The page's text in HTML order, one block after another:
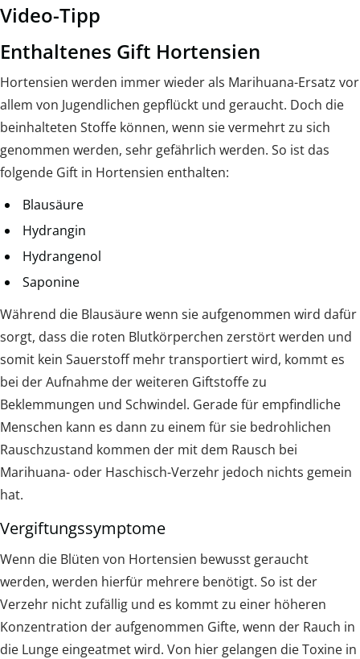
Video-Tipp
Enthaltenes Gift Hortensien
Hortensien werden immer wieder als Marihuana-Ersatz vor
allem von Jugendlichen gepflückt und geraucht. Doch die
beinhalteten Stoffe können, wenn sie vermehrt zu sich
genommen werden, sehr gefährlich werden. So ist das
folgende Gift in Hortensien enthalten:
Blausäure
Hydrangin
Hydrangenol
Saponine
Während die Blausäure wenn sie aufgenommen wird dafür
sorgt, dass die roten Blutkörperchen zerstört werden und
somit kein Sauerstoff mehr transportiert wird, kommt es
bei der Aufnahme der weiteren Giftstoffe zu
Beklemmungen und Schwindel. Gerade für empfindliche
Menschen kann es dann zu einem für sie bedrohlichen
Rauschzustand kommen der mit dem Rausch bei
Marihuana- oder Haschisch-Verzehr jedoch nichts gemein
hat.
Vergiftungssymptome
Wenn die Blüten von Hortensien bewusst geraucht
werden, werden hierfür mehrere benötigt. So ist der
Verzehr nicht zufällig und es kommt zu einer höheren
Konzentration der aufgenommen Gifte, wenn der Rauch in
die Lunge eingeatmet wird. Von hier gelangen die Toxine in